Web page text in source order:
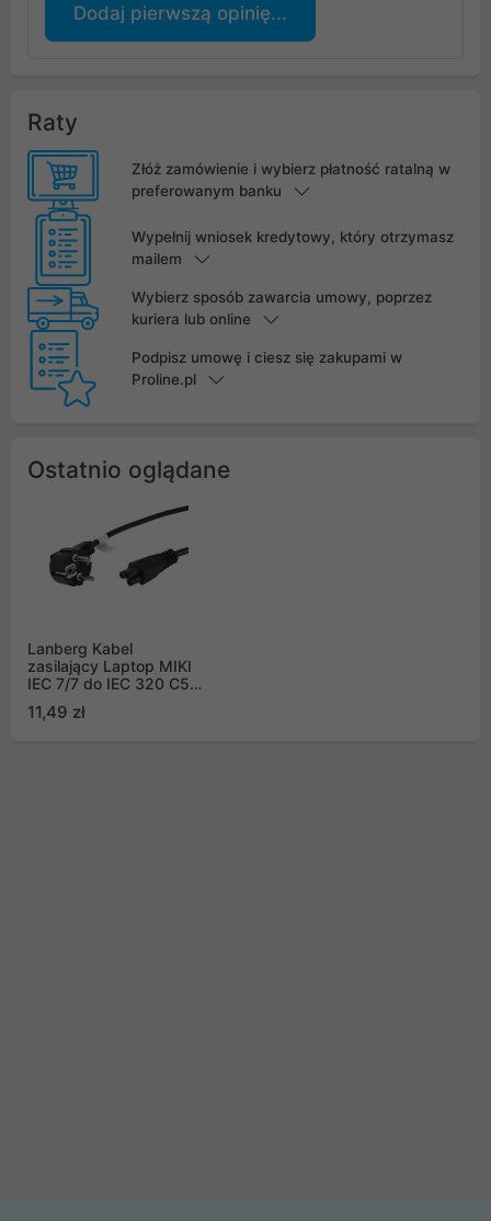
Dodaj pierwszą opinię...
Raty
Złóż zamówienie i wybierz płatność ratalną w
preferowanym banku
Wypełnij wniosek kredytowy, który otrzymasz
mailem
Wybierz sposób zawarcia umowy, poprzez
kuriera lub online
Podpisz umowę i ciesz się zakupami w
Proline.pl
Ostatnio oglądane
Lanberg Kabel
zasilający Laptop MIKI
IEC 7/7 do IEC 320 C5
C5CA-11CC-0018-BK)
11,49 zł